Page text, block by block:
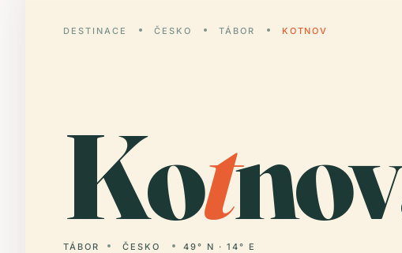
DESTINACE ČESKO TÁBOR KOTNOV
Kot
TÁBOR ČESKO 49° N · 14° E